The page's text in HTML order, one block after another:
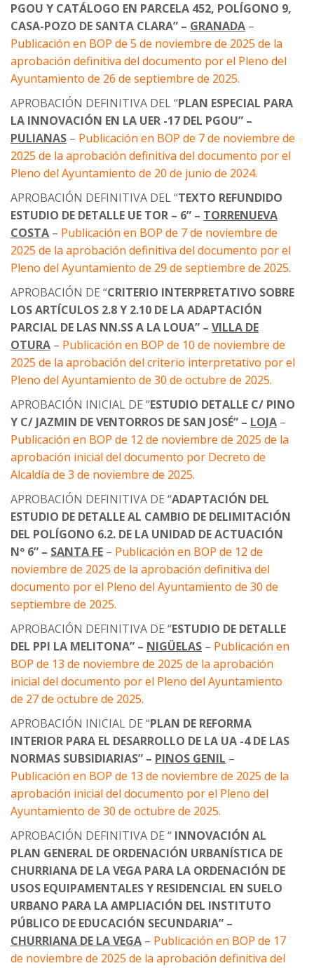
PGOU Y CATÁLOGO EN PARCELA 452, POLÍGONO 9,
CASA-POZO DE SANTA CLARA” – GRANADA –
Publicación en BOP de 5 de noviembre de 2025 de la
aprobación definitiva del documento por el Pleno del
Ayuntamiento de 26 de septiembre de 2025.
APROBACIÓN DEFINITIVA DEL “PLAN ESPECIAL PARA
LA INNOVACIÓN EN LA UER -17 DEL PGOU” –
PULIANAS – Publicación en BOP de 7 de noviembre de
2025 de la aprobación definitiva del documento por el
Pleno del Ayuntamiento de 20 de junio de 2024.
APROBACIÓN DEFINITIVA DEL “TEXTO REFUNDIDO
ESTUDIO DE DETALLE UE TOR – 6” – TORRENUEVA
COSTA – Publicación en BOP de 7 de noviembre de
2025 de la aprobación definitiva del documento por el
Pleno del Ayuntamiento de 29 de septiembre de 2025.
APROBACIÓN DE “CRITERIO INTERPRETATIVO SOBRE
LOS ARTÍCULOS 2.8 Y 2.10 DE LA ADAPTACIÓN
PARCIAL DE LAS NN.SS A LA LOUA” – VILLA DE
OTURA – Publicación en BOP de 10 de noviembre de
2025 de la aprobación del criterio interpretativo por el
Pleno del Ayuntamiento de 30 de octubre de 2025.
APROBACIÓN INICIAL DE “ESTUDIO DETALLE C/ PINO
Y C/ JAZMIN DE VENTORROS DE SAN JOSÉ” – LOJA –
Publicación en BOP de 12 de noviembre de 2025 de la
aprobación inicial del documento por Decreto de
Alcaldía de 3 de noviembre de 2025.
APROBACIÓN DEFINITIVA DE “ADAPTACIÓN DEL
ESTUDIO DE DETALLE AL CAMBIO DE DELIMITACIÓN
DEL POLÍGONO 6.2. DE LA UNIDAD DE ACTUACIÓN
Nº 6” – SANTA FE – Publicación en BOP de 12 de
noviembre de 2025 de la aprobación definitiva del
documento por el Pleno del Ayuntamiento de 30 de
septiembre de 2025.
APROBACIÓN DEFINITIVA DE “ESTUDIO DE DETALLE
DEL PPI LA MELITONA” – NIGÜELAS – Publicación en
BOP de 13 de noviembre de 2025 de la aprobación
inicial del documento por el Pleno del Ayuntamiento
de 27 de octubre de 2025.
APROBACIÓN INICIAL DE “PLAN DE REFORMA
INTERIOR PARA EL DESARROLLO DE LA UA -4 DE LAS
NORMAS SUBSIDIARIAS” – PINOS GENIL –
Publicación en BOP de 13 de noviembre de 2025 de la
aprobación inicial del documento por el Pleno del
Ayuntamiento de 30 de octubre de 2025.
APROBACIÓN DEFINITIVA DE “ INNOVACIÓN AL
PLAN GENERAL DE ORDENACIÓN URBANÍSTICA DE
CHURRIANA DE LA VEGA PARA LA ORDENACIÓN DE
USOS EQUIPAMENTALES Y RESIDENCIAL EN SUELO
URBANO PARA LA AMPLIACIÓN DEL INSTITUTO
PÚBLICO DE EDUCACIÓN SECUNDARIA” –
CHURRIANA DE LA VEGA – Publicación en BOP de 17
de noviembre de 2025 de la aprobación definitiva del